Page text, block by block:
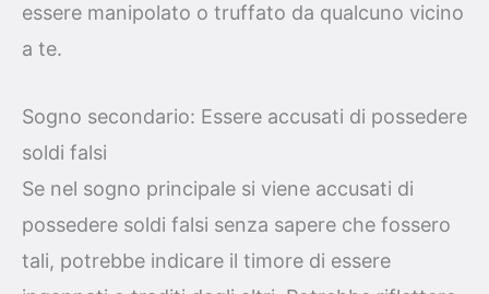
essere manipolato o truffato da qualcuno vicino
a te.
Sogno secondario: Essere accusati di possedere
soldi falsi
Se nel sogno principale si viene accusati di
possedere soldi falsi senza sapere che fossero
tali, potrebbe indicare il timore di essere